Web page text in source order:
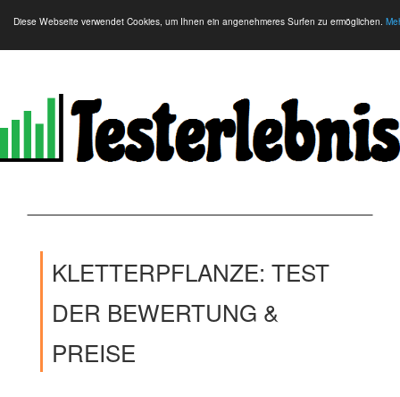
Diese Webseite verwendet Cookies, um Ihnen ein angenehmeres Surfen zu ermöglichen.
KLETTERPFLANZE: TEST
DER BEWERTUNG &
PREISE